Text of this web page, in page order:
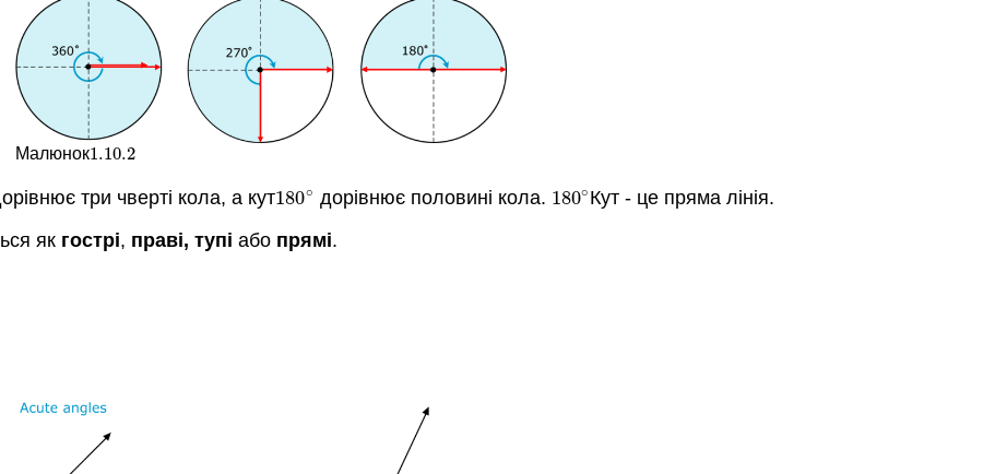
Малюнок1.10.2
1.10.2
три чверті кола, а кут180∘
180∘дорівнює половині кола. 180∘
180∘Кут - це пряма лінія.
як гострі, праві, тупі або прямі.